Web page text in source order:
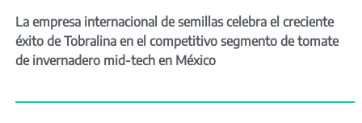
La empresa internacional de semillas celebra el creciente
éxito de Tobralina en el competitivo segmento de tomate
de invernadero mid-tech en México